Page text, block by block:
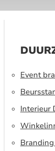
Event
Interieur